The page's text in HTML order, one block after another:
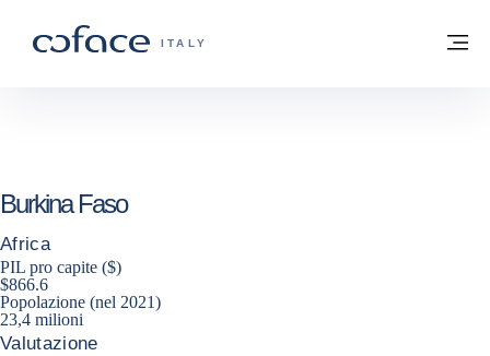
COFACE FOR TRADE - GROUP WEBSITE
ITALY
Torna alla Homepage
Burkina Faso
Africa
PIL pro capite ($)
$866.6
Popolazione (nel 2021)
23,4 milioni
Valutazione